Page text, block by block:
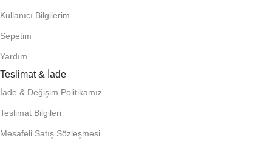
Kullanıcı Bilgilerim
Sepetim
Yardım
Teslimat & İade
İade & Değişim Politikamız
Teslimat Bilgileri
Mesafeli Satış Sözleşmesi